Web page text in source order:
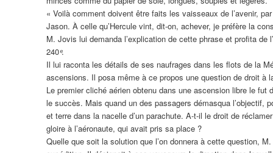
« Voilà comment doivent être faits les vaisseaux de l’avenir,
Jason. À celle qu’Hercule vint, dit-on, achever, je préfère la
M. Jovis lui demanda l’explication de cette phrase et proﬁta
240 ͤ.
Il lui raconta les détails de ses naufrages dans les ﬂots de la
ascensions. Il posa même à ce propos une question de droit à
Le premier cliché aérien obtenu dans une ascension libre le
le succès. Mais quand un des passagers démasqua l’objectif,
et terre dans la nacelle d’un parachute. A-t-il le droit de
gloire à l’aéronaute, qui avait pris sa place ?
Quelle que soit la solution que l’on donnera à cette question,